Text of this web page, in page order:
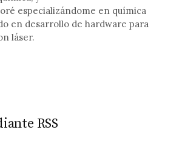
especializándome en química
en desarrollo de hardware para
láser.
RSS